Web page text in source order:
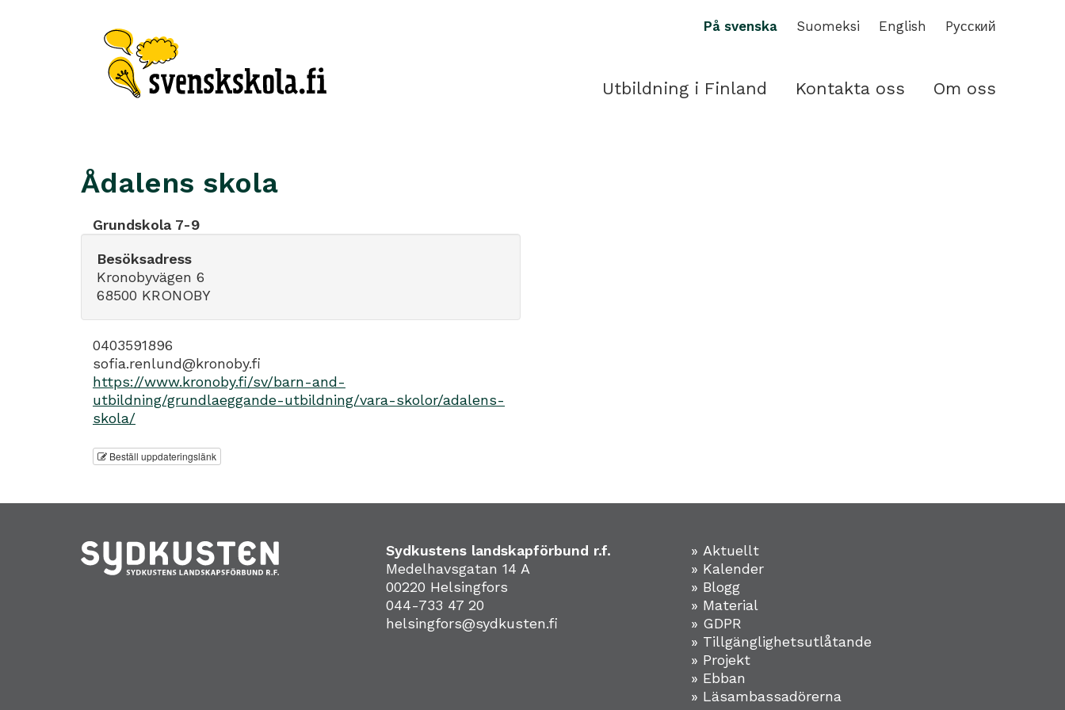
På svenska Suomeksi English Pусский
Utbildning i Finland Kontakta oss Om oss
Ådalens skola
Grundskola 7-9
Besöksadress
Kronobyvägen 6
68500 KRONOBY
0403591896
sofia.renlund@kronoby.fi
https://www.kronoby.fi/sv/barn-and-
utbildning/grundlaeggande-utbildning/vara-skolor/adalens-
skola/
Beställ uppdateringslänk
Sydkustens landskapförbund r.f.
Medelhavsgatan 14 A
00220 Helsingfors
044-733 47 20
helsingfors@sydkusten.fi
» Aktuellt
» Kalender
» Blogg
» Material
» GDPR
» Tillgänglighetsutlåtande
» Projekt
» Ebban
» Läsambassadörerna